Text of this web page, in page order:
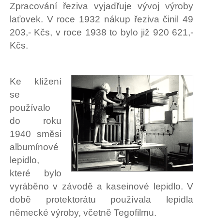
Zpracování řeziva vyjadřuje vývoj výroby
laťovek. V roce 1932 nákup řeziva činil 49
203,- Kčs, v roce 1938 to bylo již 920 621,-
Kčs.
Ke klížení
se
používalo
do roku
1940 směsi
albumínové
lepidlo,
které bylo
vyráběno v závodě a kaseinové lepidlo. V
době protektorátu používala lepidla
německé výroby, včetně Tegofilmu.